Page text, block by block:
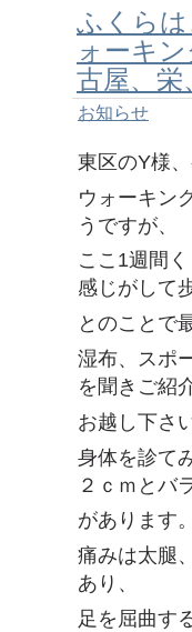
ふくら
ォー
古屋、栄
お知らせ
東区のY様
ウォーキン
うですが、
ここ1週間
感じがして
とのことで
湿布、スポ
を聞きご紹
お越し下さ
身体を診て
２ｃｍとバ
があります
痛みは太腿
あり、
足を屈曲す